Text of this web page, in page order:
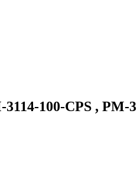
100-CPS ,